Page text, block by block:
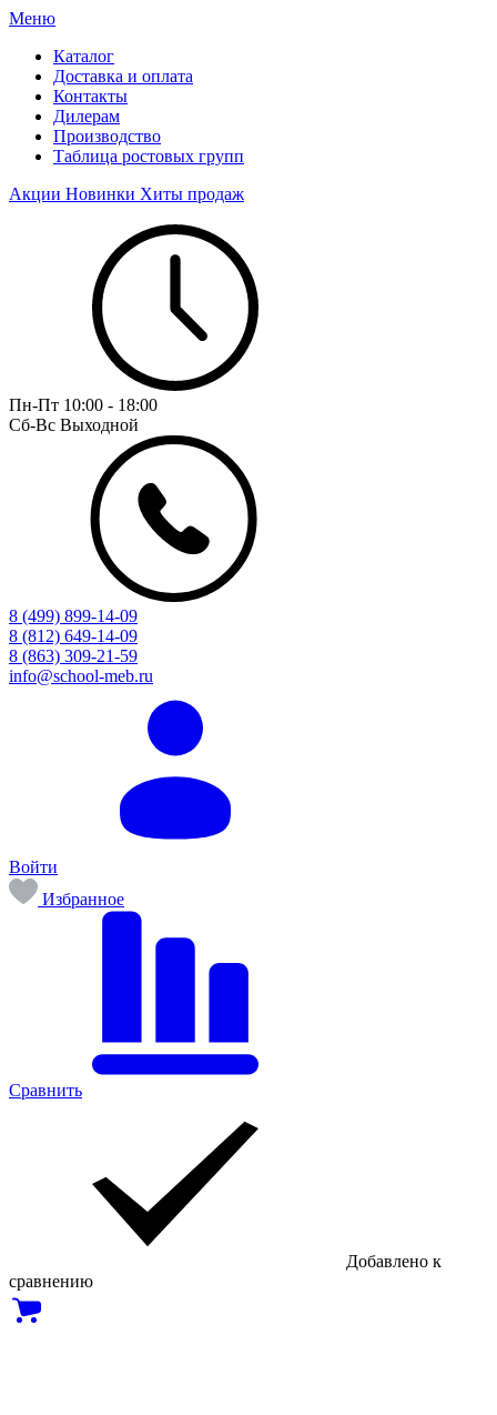
Меню
Каталог
Доставка и оплата
Контакты
Дилерам
Производство
Таблица ростовых групп
Акции Новинки Хиты продаж
Пн-Пт 10:00 - 18:00
Сб-Вс Выходной
8 (499) 899-14-09
8 (812) 649-14-09
8 (863) 309-21-59
info@school-meb.ru
Войти
Избранное
Сравнить
Добавлено к
сравнению